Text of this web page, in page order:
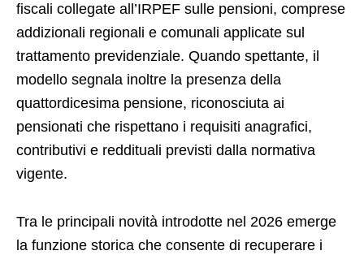
fiscali collegate all’IRPEF sulle pensioni, comprese
addizionali regionali e comunali applicate sul
trattamento previdenziale. Quando spettante, il
modello segnala inoltre la presenza della
quattordicesima pensione, riconosciuta ai
pensionati che rispettano i requisiti anagrafici,
contributivi e reddituali previsti dalla normativa
vigente.
Tra le principali novità introdotte nel 2026 emerge
la funzione storica che consente di recuperare i